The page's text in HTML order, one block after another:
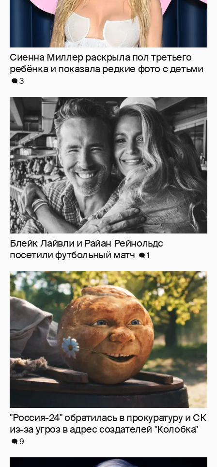
Блейк Лайвли и Райан Рейнольдс
посетили футбольный матч
1
"Россия-24" обратилась в прокуратуру и СК
из-за угроз в адрес создателей "Колобка"